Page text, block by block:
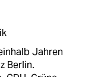
Jahren
Berlin.